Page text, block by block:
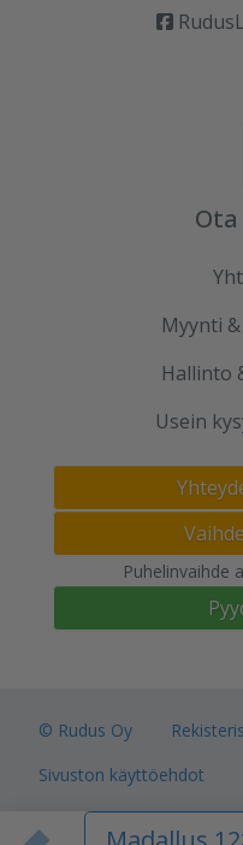
Myynti
Hallinto
Usein
Puhelinvaihde
© Rudus Oy
Sivuston käyttöehdot
Verkkokauppojen